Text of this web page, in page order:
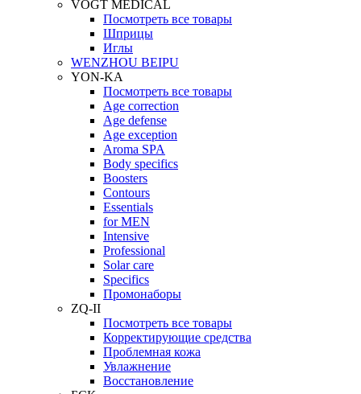
VOGT MEDICAL
Посмотреть все товары
Шприцы
Иглы
WENZHOU BEIPU
YON-KA
Посмотреть все товары
Age correction
Age defense
Age exception
Aroma SPA
Body specifics
Boosters
Contours
Essentials
for MEN
Intensive
Professional
Solar care
Specifics
Промонаборы
ZQ-II
Посмотреть все товары
Корректирующие средства
Проблемная кожа
Увлажнение
Восстановление